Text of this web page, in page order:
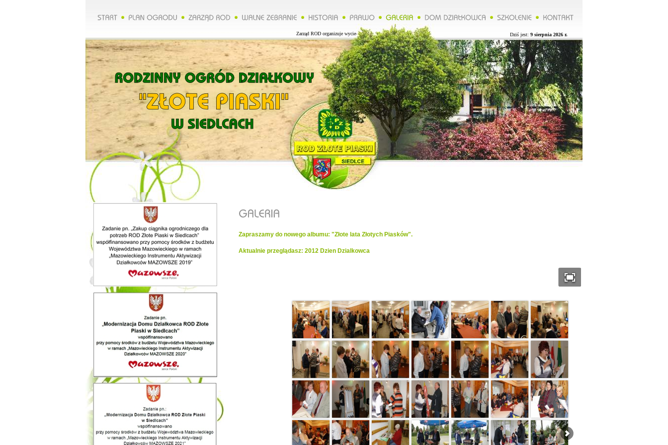
Zarząd ROD organizuje wycieczkę do Lublina więcej na naszej stronie.**********Zarząd ROD organizuje wycieczkę do Lublina więcej na naszej stronie.**********Zarząd ROD
Dziś jest: 9 sierpnia 2026 r.
Zapraszamy do nowego albumu: "Złote lata Złotych Piasków".
Aktualnie przeglądasz: 2012 Dzien Dzialkowca